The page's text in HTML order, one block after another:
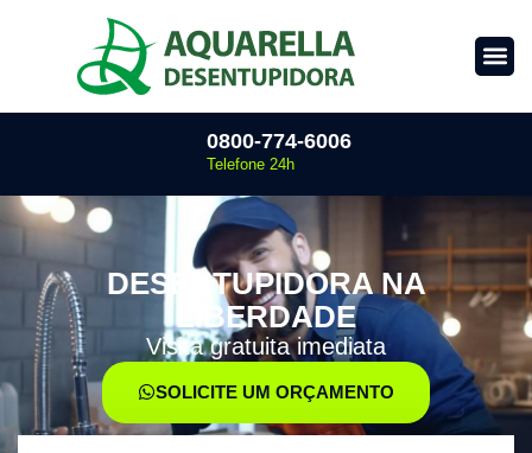
0800-774-6006
Telefone 24h
DESENTUPIDORA NA
LIBERDADE
Visita gratuita imediata
SOLICITE UM ORÇAMENTO